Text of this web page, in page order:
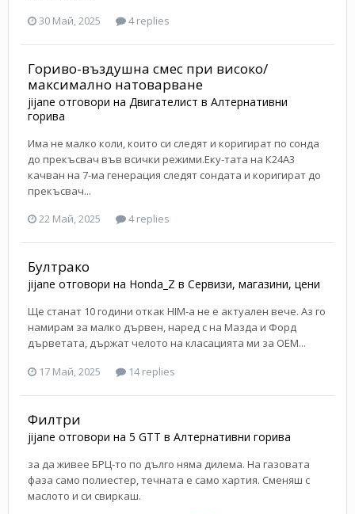
30 Май, 2025
4 replies
Гориво-въздушна смес при високо/
максимално натоварване
jijane отговори на Двигателист в Алтернативни
горива
Има не малко коли, които си следят и коригират по сонда
до прекъсвач във всички режими.Еку-тата на К24А3
качван на 7-ма генерация следят сондата и коригират до
прекъсвач...
22 Май, 2025
4 replies
Бултрако
jijane отговори на Honda_Z в Сервизи, магазини, цени
Ще станат 10 години откак HIM-а не е актуален вече. Аз го
намирам за малко дървен, наред с на Мазда и Форд
дърветата, държат челото на класацията ми за ОЕМ...
17 Май, 2025
14 replies
Филтри
jijane отговори на 5 GTT в Алтернативни горива
за да живее БРЦ-то по дълго няма дилема. На газовата
фаза само полиестер, течната е само хартия. Сменяш с
маслото и си свиркаш.